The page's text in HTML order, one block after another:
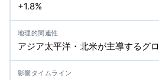
+1.8%
アジア太平洋・北米が主導するグ